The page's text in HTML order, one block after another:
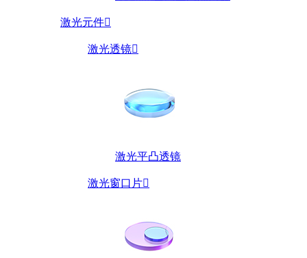
激光元件
激光透镜
激光平凸透镜
激光窗口片